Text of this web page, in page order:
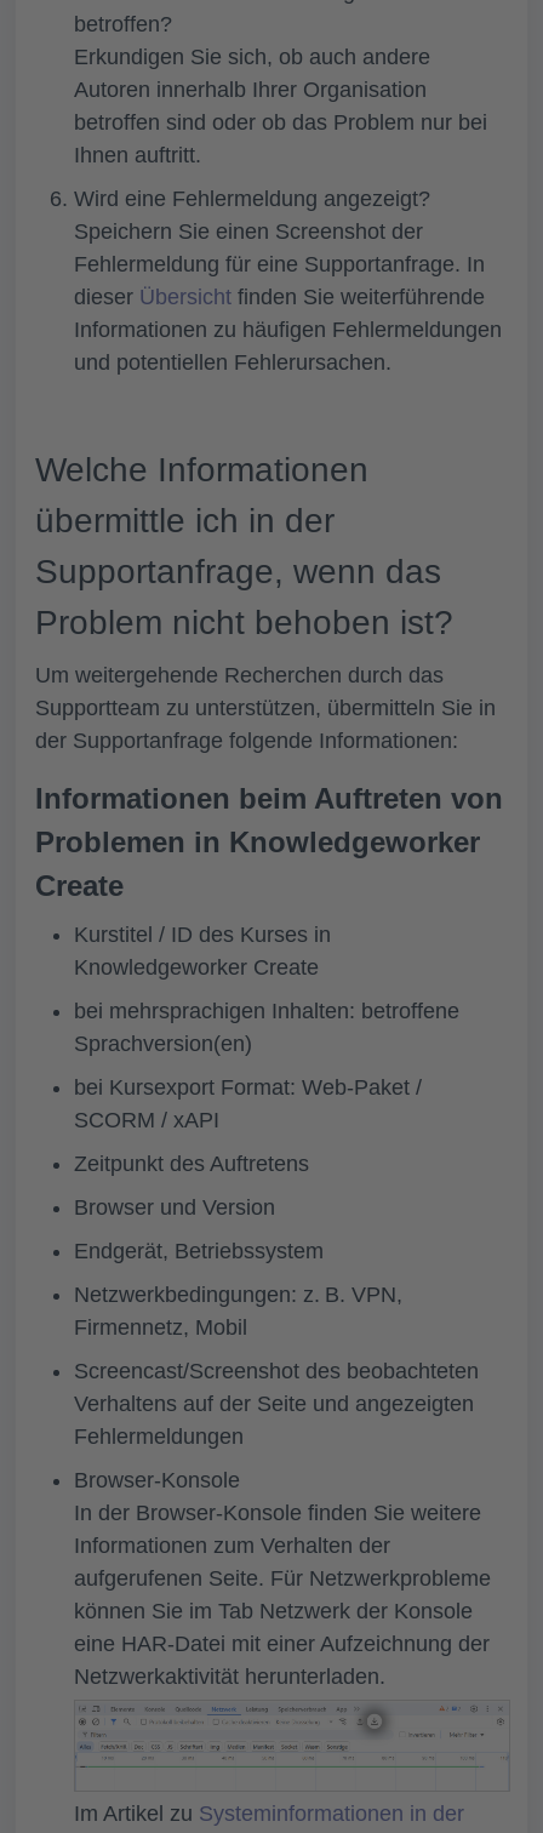
betroffen?
Erkundigen Sie sich, ob auch andere
Autoren innerhalb Ihrer Organisation
betroffen sind oder ob das Problem nur bei
Ihnen auftritt.
Wird eine Fehlermeldung angezeigt?
Speichern Sie einen Screenshot der
Fehlermeldung für eine Supportanfrage. In
dieser Übersicht finden Sie weiterführende
Informationen zu häufigen Fehlermeldungen
und potentiellen Fehlerursachen.
Welche Informationen
übermittle ich in der
Supportanfrage, wenn das
Problem nicht behoben ist?
Um weitergehende Recherchen durch das
Supportteam zu unterstützen, übermitteln Sie in
der Supportanfrage folgende Informationen:
Informationen beim Auftreten von
Problemen in Knowledgeworker
Create
Kurstitel / ID des Kurses in
Knowledgeworker Create
bei mehrsprachigen Inhalten: betroffene
Sprachversion(en)
bei Kursexport Format: Web-Paket /
SCORM / xAPI
Zeitpunkt des Auftretens
Browser und Version
Endgerät, Betriebssystem
Netzwerkbedingungen: z. B. VPN,
Firmennetz, Mobil
Screencast/Screenshot des beobachteten
Verhaltens auf der Seite und angezeigten
Fehlermeldungen
Browser-Konsole
In der Browser-Konsole finden Sie weitere
Informationen zum Verhalten der
aufgerufenen Seite. Für Netzwerkprobleme
können Sie im Tab Netzwerk der Konsole
eine HAR-Datei mit einer Aufzeichnung der
Netzwerkaktivität herunterladen.
Im Artikel zu Systeminformationen in der